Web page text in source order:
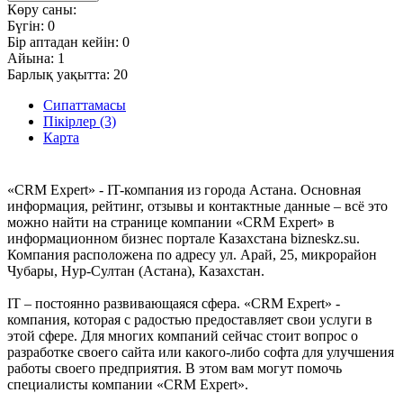
Көру саны:
Бүгін: 0
Бір аптадан кейін: 0
Айына: 1
Барлық уақытта: 20
Сипаттамасы
Пікірлер (3)
Карта
«CRM Expert» - IT-компания из города Астана. Основная
информация, рейтинг, отзывы и контактные данные – всё это
можно найти на странице компании «CRM Expert» в
информационном бизнес портале Казахстана bizneskz.su.
Компания расположена по адресу ул. Арай, 25, микрорайон
Чубары, Нур-Султан (Астана), Казахстан.
IT – постоянно развивающаяся сфера. «CRM Expert» -
компания, которая с радостью предоставляет свои услуги в
этой сфере. Для многих компаний сейчас стоит вопрос о
разработке своего сайта или какого-либо софта для улучшения
работы своего предприятия. В этом вам могут помочь
специалисты компании «CRM Expert».